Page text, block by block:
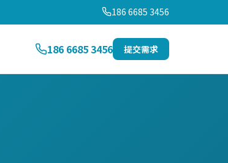
186 6685 3456
186 6685 3456 提交需求